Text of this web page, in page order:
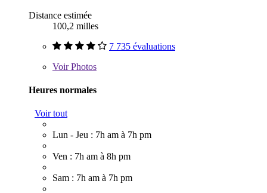
Distance estimée
100,2 milles
7 735 évaluations
VoirPhotos
Heures normales
Voir tout
Lun - Jeu : 7h am à 7h pm
Ven : 7h am à 8h pm
Sam : 7h am à 7h pm